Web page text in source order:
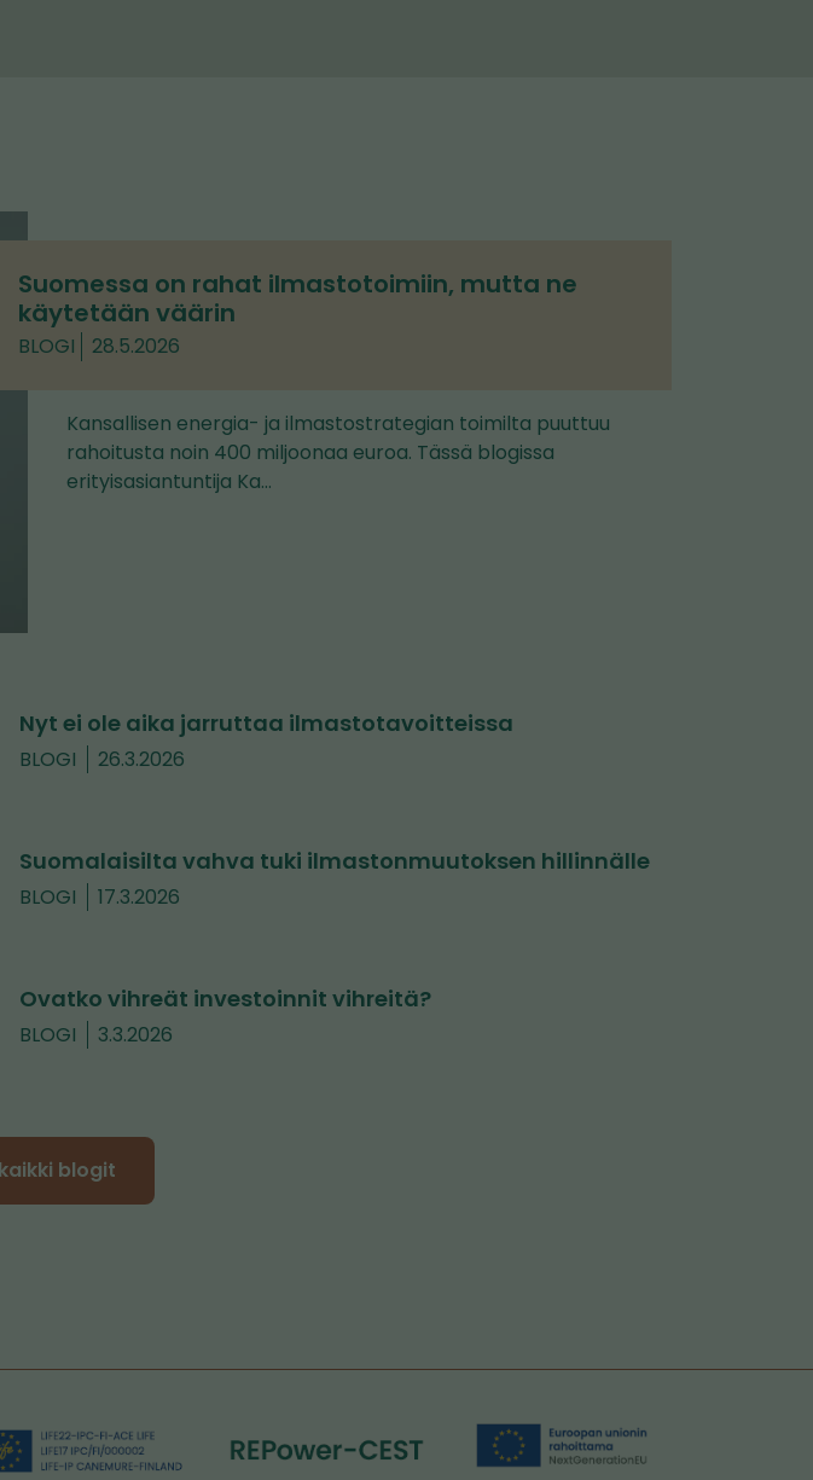
Suomessa on rahat ilmastotoimiin, mutta ne
käytetään väärin
BLOGI 28.5.2026
Kansallisen energia- ja ilmastostrategian toimilta puuttuu
rahoitusta noin 400 miljoonaa euroa. Tässä blogissa
erityisasiantuntija Ka…
Nyt ei ole aika jarruttaa ilmastotavoitteissa
BLOGI 26.3.2026
Suomalaisilta vahva tuki ilmastonmuutoksen hillinnälle
BLOGI 17.3.2026
Ovatko vihreät investoinnit vihreitä?
BLOGI 3.3.2026
blogit